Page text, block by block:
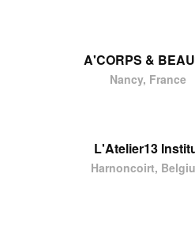
A'CORPS &
Nancy, France
L'Atelier13
Harnoncoirt,